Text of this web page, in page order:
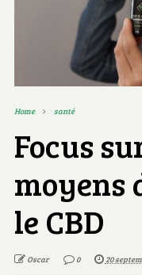
Home santé
Focus
moyens
le CBD
Oscar 0 20